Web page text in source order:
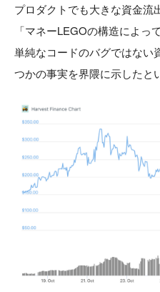
プロダクトでも大きな資金流
「マネーLEGOの構造によっ
単純なコードのバグではない
つかの事実を界隈に示したと